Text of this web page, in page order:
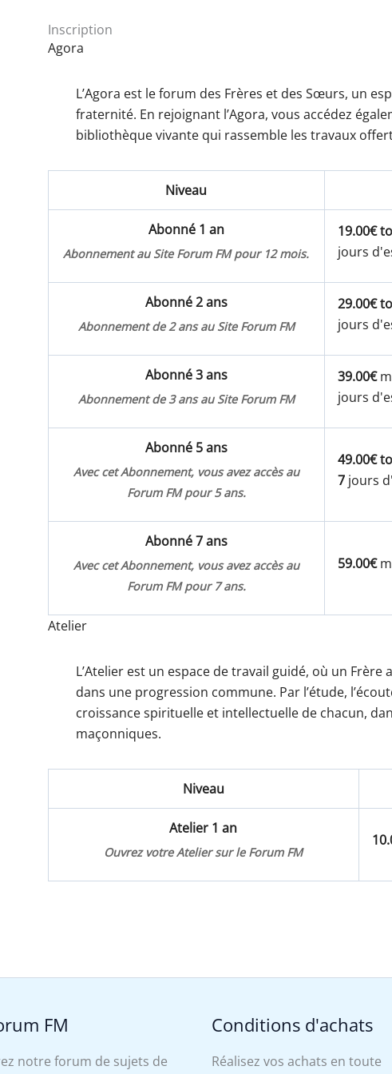
Inscription
Agora
L’Agora est le forum des Frères et des Sœurs, un
fraternité. En rejoignant l’Agora, vous accédez
bibliothèque vivante qui rassemble les travaux
Niveau
Abonné 1 an
Abonnement au Site Forum FM pour 12 mois.
19.00€
jours
Abonné 2 ans
Abonnement de 2 ans au Site Forum FM
29.00€
jours
Abonné 3 ans
Abonnement de 3 ans au Site Forum FM
39.00€
jours
Abonné 5 ans
Avec cet Abonnement, vous avez accès au
Forum FM pour 5 ans.
49.00€
7jours
Abonné 7 ans
Avec cet Abonnement, vous avez accès au
Forum FM pour 7 ans.
59.00€
Atelier
L’Atelier est un espace de travail guidé, où un
dans une progression commune. Par l’étude,
croissance spirituelle et intellectuelle de chacun,
maçonniques.
Niveau
Atelier 1 an
Ouvrez votre Atelier sur le Forum FM
FM
notre forum de sujets de
Conditions d'achats
Réalisez vos achats en toute